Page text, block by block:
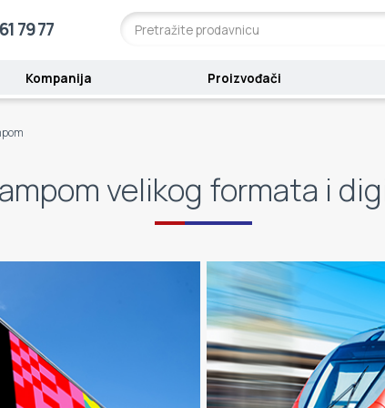
79 77
Kompanija Proizvođači
velikog formata i